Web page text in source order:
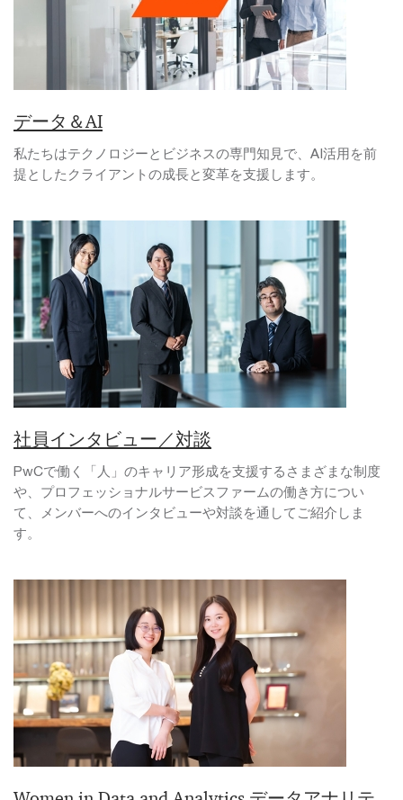
データ＆AI
私たちはテクノロジーとビジネスの専門知見で、AI活用を前
提としたクライアントの成長と変革を支援します。
社員インタビュー／対談
PwCで働く「人」のキャリア形成を支援するさまざまな制度
や、プロフェッショナルサービスファームの働き方につい
て、メンバーへのインタビューや対談を通してご紹介しま
す。